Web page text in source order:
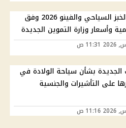
سعر رغيف الخبز السياحي والفينو 2026 وفق
وأسعار وزارة التموين الجديدة
الجديدة بشأن سياحة الولادة في
على التأشيرات والجنسية